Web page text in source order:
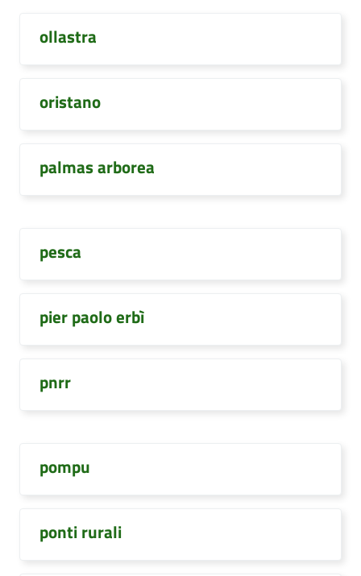
ollastra
oristano
palmas arborea
pesca
pier paolo erbì
pnrr
pompu
ponti rurali